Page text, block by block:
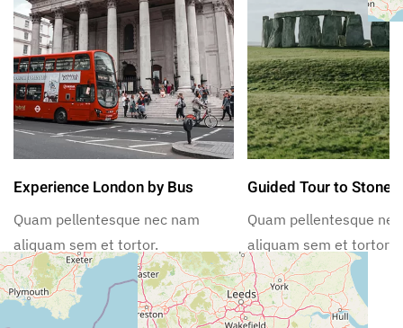
Experience London by Bus
Quam pellentesque nec nam
aliquam sem et tortor.
Guided Tour to
Quam pellentesque
aliquam sem et tortor.
Nearby Restaurants